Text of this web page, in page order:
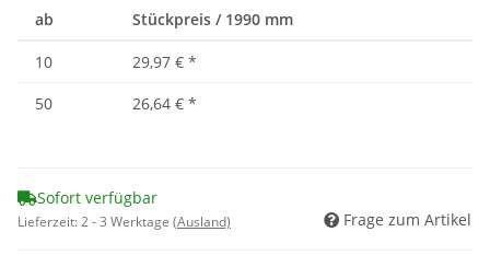
ab Stückpreis / 1990 mm
10 29,97 € *
50
26,64 € *
Sofort verfügbar
Lieferzeit:2 - 3 Werktage (Ausland) Frage zum Artikel